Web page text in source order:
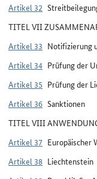
Artikel 32
TITEL VII
Artikel 33 Notifizierung
Artikel 34 Prüfung der
Artikel 35 Prüfung der
Artikel 36 Sanktionen
TITEL VIII
Artikel 37 Europäischer
Artikel 38 Liechtenstein